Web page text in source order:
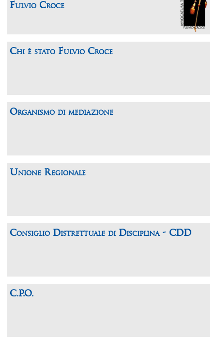
Fulvio Croce
Chi è stato Fulvio Croce
Organismo di mediazione
Unione Regionale
Consiglio Distrettuale di Disciplina - CDD
C.P.O.